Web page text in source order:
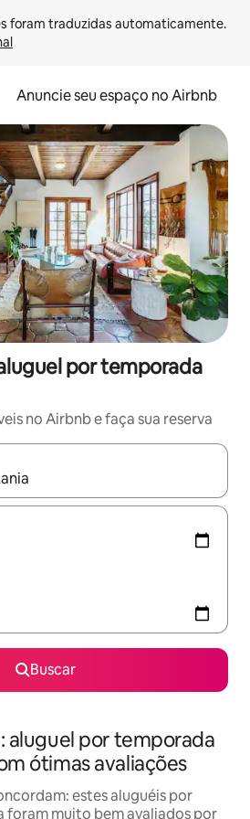
Anuncie seu espaço no Airbnb
por temporada
no Airbnb e faça sua reserva
estiverem disponíveis, explore-os
Buscar
aluguel por temporada
ótimas avaliações
estes aluguéis por
foram muito bem avaliados por